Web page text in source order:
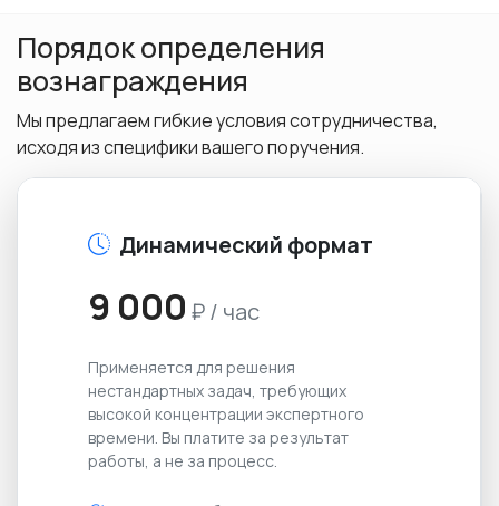
Порядок определения
вознаграждения
Мы предлагаем гибкие условия сотрудничества,
исходя из специфики вашего поручения.
Динамический формат
9 000 ₽ / час
Применяется для решения
нестандартных задач, требующих
высокой концентрации экспертного
времени. Вы платите за результат
работы, а не за процесс.